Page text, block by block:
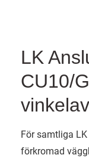
LK
CU10/
För samtliga
förkromad